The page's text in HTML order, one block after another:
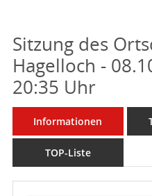
Sitzung des
Hagelloch -
20:35 Uhr
Informationen
TOP-Liste